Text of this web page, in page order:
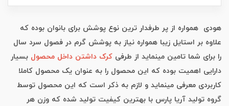
هودی همواره از پر طرفدار ترین نوع پوشش برای بانوان بوده که
علاوه بر استایل زیبا همواره نیاز به پوشش گرم در فصول سرد سال
را برای شما تامین مینماید از طرفی کرک داشتن داخل محصول بسیار
دارایی اهمیت بوده که این محصول را به عنوان یک محصول کاملا
کاربردی معرفی مینماید و لازم به ذکر است که این محصول توسط
گروه تولید آریا پارس با بهترین کیفیت تولید شده که وزن هر